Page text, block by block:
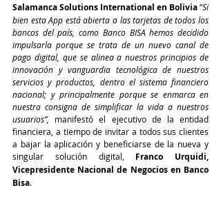
Salamanca Solutions International en Bolivia “Si
bien esta App está abierta a las tarjetas de todos los
bancos del país, como Banco BISA hemos decidido
impulsarla porque se trata de un nuevo canal de
pago digital, que se alinea a nuestros principios de
innovación y vanguardia tecnológica de nuestros
servicios y productos, dentro el sistema financiero
nacional; y principalmente porque se enmarca en
nuestra consigna de simplificar la vida a nuestros
usuarios”, manifestó el ejecutivo de la entidad
financiera, a tiempo de invitar a todos sus clientes
a bajar la aplicación y beneficiarse de la nueva y
singular solución digital, Franco Urquidi,
Vicepresidente Nacional de Negocios en Banco
Bisa.